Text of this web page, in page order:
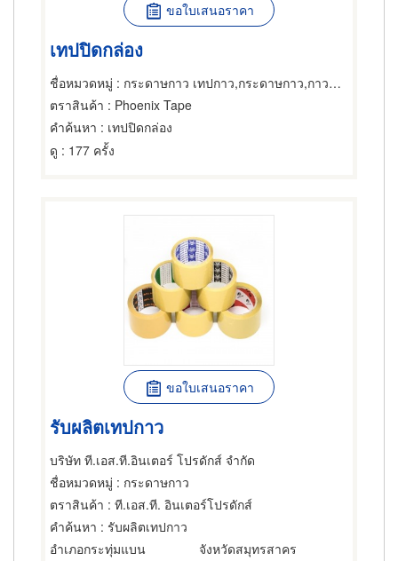
ขอใบเสนอราคา
เทปปิดกล่อง
ชื่อหมวดหมู่ : กระดาษกาว เทปกาว,กระดาษกาว,กาวและผลิตภัณฑ์สำหรับยึดติด
ตราสินค้า : Phoenix Tape
คำค้นหา : เทปปิดกล่อง
ดู : 177 ครั้ง
ขอใบเสนอราคา
รับผลิตเทปกาว
บริษัท ที.เอส.ที.อินเตอร์ โปรดักส์ จำกัด
ชื่อหมวดหมู่ : กระดาษกาว
ตราสินค้า : ที.เอส.ที. อินเตอร์โปรดักส์
คำค้นหา : รับผลิตเทปกาว
อำเภอกระทุ่มแบน
จังหวัดสมุทรสาคร